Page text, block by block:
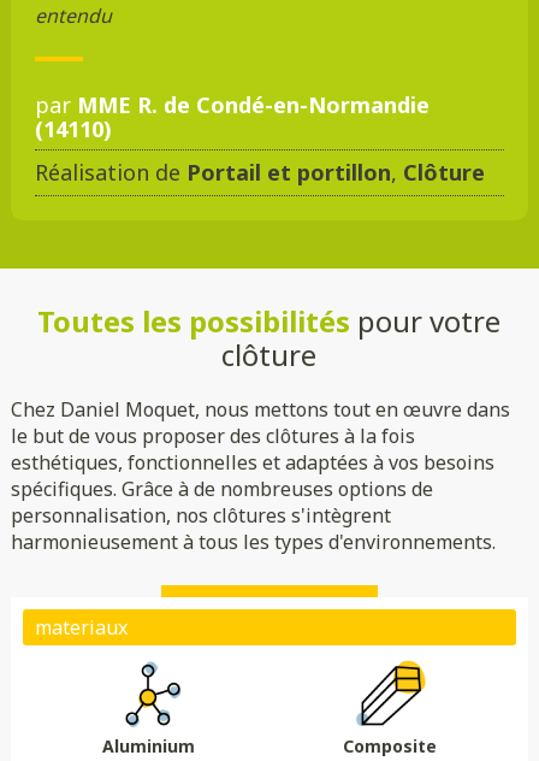
entendu
par MME R. de Condé-en-Normandie
(14110)
Réalisation de Portail et portillon, Clôture
Toutes les possibilités pour votre
clôture
Chez Daniel Moquet, nous mettons tout en œuvre dans
le but de vous proposer des clôtures à la fois
esthétiques, fonctionnelles et adaptées à vos besoins
spécifiques. Grâce à de nombreuses options de
personnalisation, nos clôtures s'intègrent
harmonieusement à tous les types d'environnements.
Aluminium Composite
Plein
Essences de bois
Coloris au choix
DMC 301
DMC 303 B
DMC 304
DMC 305